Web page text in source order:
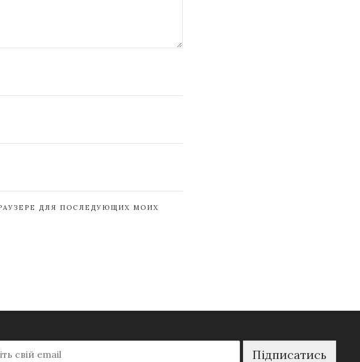
ДЛЯ ПОСЛЕДУЮЩИХ МОИХ
Підписатись